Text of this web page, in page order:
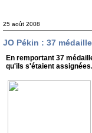
25 août 2008
JO Pékin : 37
En remportant 37
qu'ils s'étaient